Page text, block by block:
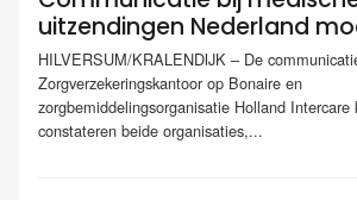
uitzendingen Nederland
HILVERSUM/KRALENDIJK – De
Zorgverzekeringskantoor op Bonaire en
zorgbemiddelingsorganisatie Holland Intercare
constateren beide organisaties,...